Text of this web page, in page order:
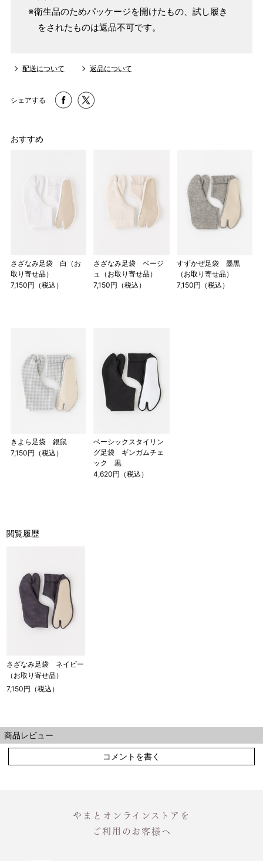
※衛生品のためパッケージを開けたもの、試し履き
をされたものは返品不可です。
配送について 返品について
シェアする
おすすめ
さざなみ足袋 白（お
取り寄せ品）
7,150円（税込）
さざなみ足袋 ベージ
ュ（お取り寄せ品）
7,150円（税込）
すずかぜ足袋 墨黒
（お取り寄せ品）
7,150円（税込）
きよら足袋 銀鼠
7,150円（税込）
ベーシックスタイリン
グ足袋 ギンガムチェ
ック 黒
4,620円（税込）
閲覧履歴
さざなみ足袋 ネイビー
（お取り寄せ品）
7,150円（税込）
商品レビュー
コメントを書く
やまとオンラインストアを
ご利用のお客様へ